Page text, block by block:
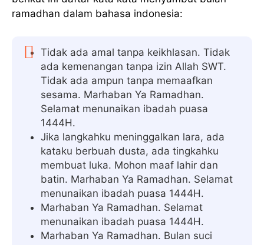
ramadhan dalam bahasa indonesia:
Tidak ada amal tanpa keikhlasan. Tidak
ada kemenangan tanpa izin Allah SWT.
Tidak ada ampun tanpa memaafkan
sesama. Marhaban Ya Ramadhan.
Selamat menunaikan ibadah puasa
1444H.
Jika langkahku meninggalkan lara, ada
kataku berbuah dusta, ada tingkahku
membuat luka. Mohon maaf lahir dan
batin. Marhaban Ya Ramadhan. Selamat
menunaikan ibadah puasa 1444H.
Marhaban Ya Ramadhan. Selamat
menunaikan ibadah puasa 1444H.
Marhaban Ya Ramadhan. Bulan suci